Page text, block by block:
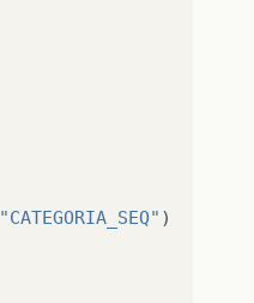
"CATEGORIA_SEQ" )